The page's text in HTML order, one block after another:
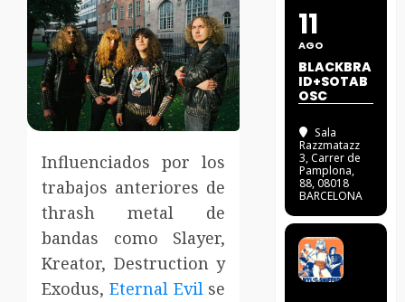
Influenciados por los
trabajos anteriores de
thrash metal de
bandas como Slayer,
Kreator, Destruction y
Exodus, Eternal Evilse
11
AGO
BLACKBRA
ID+SOTAB
OSC
Sala
Razzmatazz
3, Carrer de
Pamplona,
88, 08018
BARCELONA